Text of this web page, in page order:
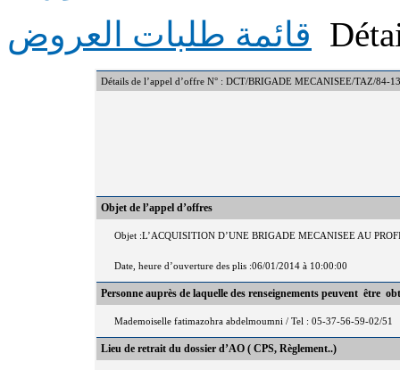
قائمة طلبات العروض
Détails de l’appel d’offre N° : DCT/BRIGADE MECANISEE/TAZ/84-13
Objet de l’appel d’offres
Objet :L’ACQUISITION D’UNE BRIGADE MECANISEE AU
Date, heure d’ouverture des plis :06/01/2014 à 10:00:00
Personne auprès de laquelle des renseignements peuvent être
Mademoiselle fatimazohra abdelmoumni / Tel : 05-37-56-59-02/51
Lieu de retrait du dossier d’AO ( CPS, Règlement..)